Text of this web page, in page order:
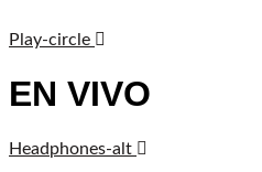
Play-circle
EN VIVO
Headphones-alt